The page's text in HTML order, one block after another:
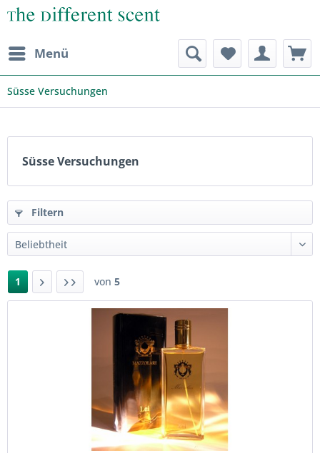
Menü
Süsse Versuchungen
Süsse Versuchungen
Filtern
1 von 5